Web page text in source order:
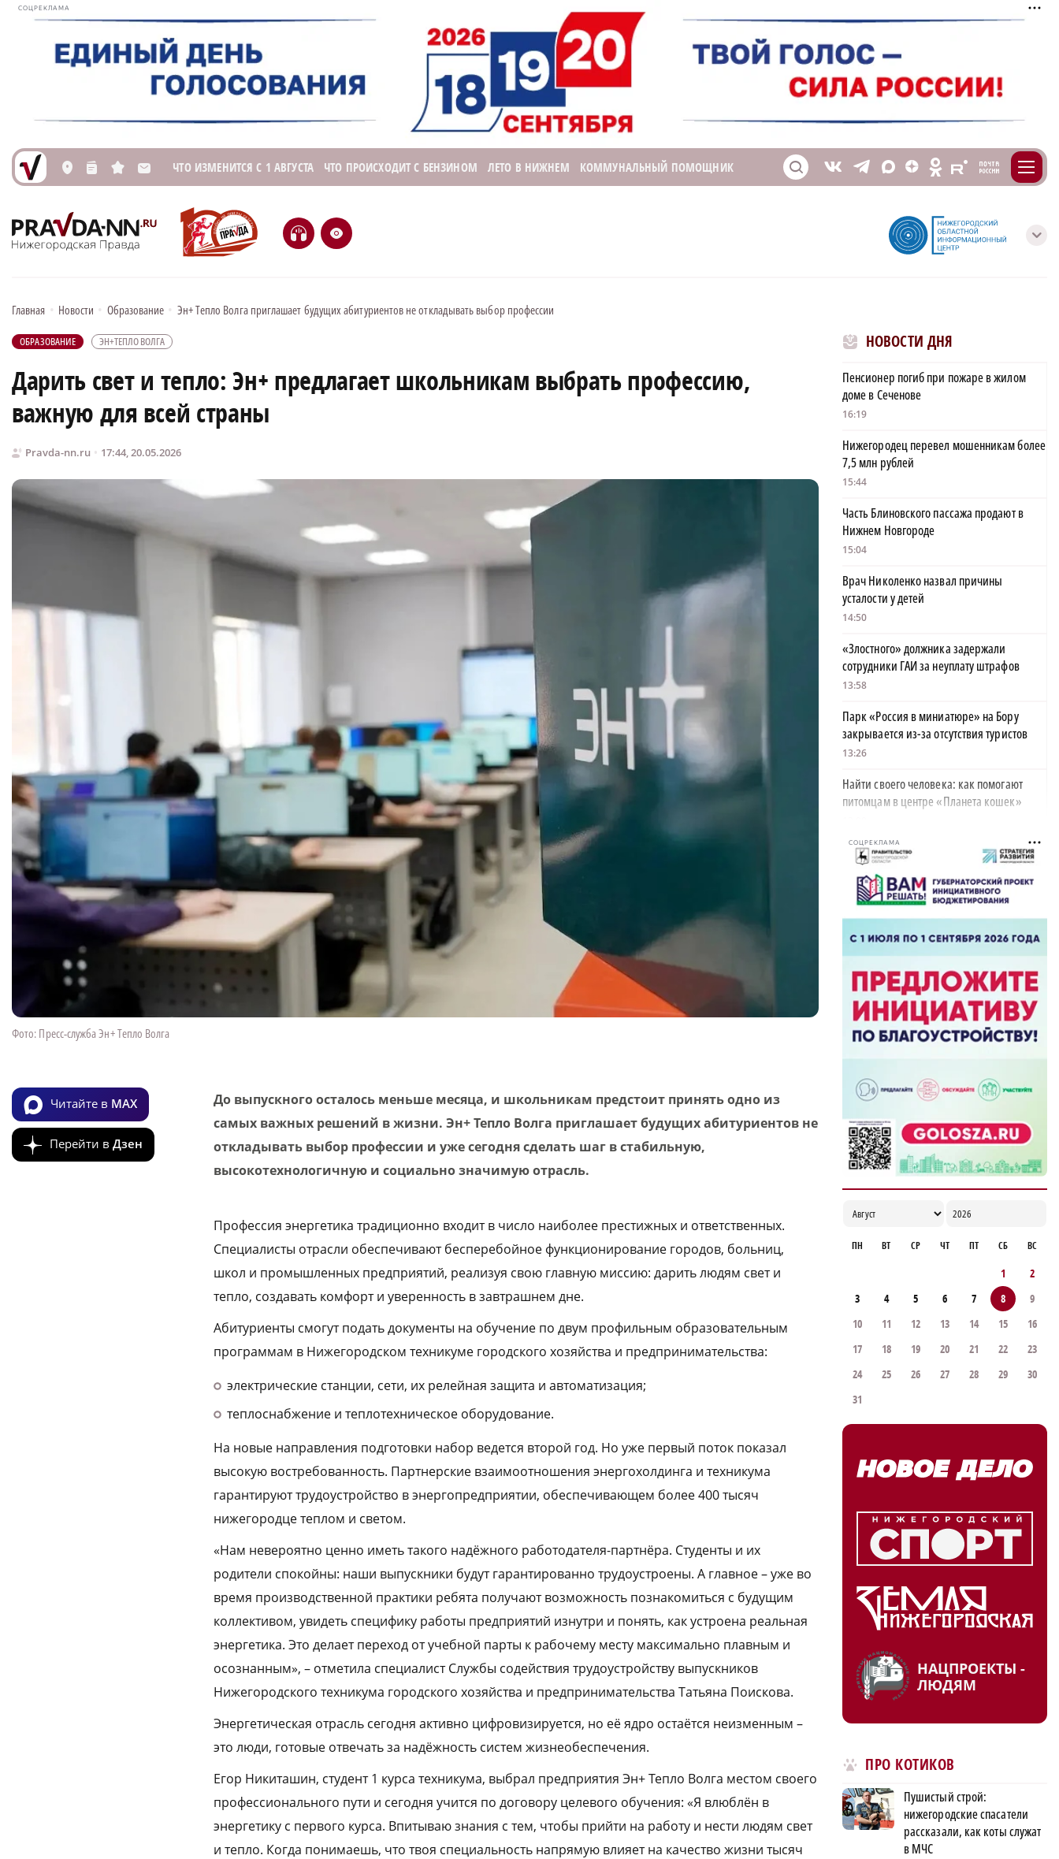
СОЦРЕКЛАМА
L n s M ЧТО ИЗМЕНИТСЯ С 1 АВГУСТА ЧТО ПРОИСХОДИТ С БЕНЗИНОМ ЛЕТО В НИЖНЕМ КОММУНАЛЬНЫЙ ПОМОЩНИК S V T X Z O E m
H e с
Главная • Новости • Образование • Эн+ Тепло Волга приглашает будущих абитуриентов не откладывать выбор профессии
ОБРАЗОВАНИЕ ЭН+ТЕПЛО ВОЛГА
Дарить свет и тепло: Эн+ предлагает школьникам выбрать профессию,
важную для всей страны
Pravda-nn.ru 17:44, 20.05.2026
Фото: Пресс-служба Эн+ Тепло Волга
Читайте в MAX
Перейти в Дзен
До выпускного осталось меньше месяца, и школьникам предстоит принять одно из
самых важных решений в жизни. Эн+ Тепло Волга приглашает будущих абитуриентов не
откладывать выбор профессии и уже сегодня сделать шаг в стабильную,
высокотехнологичную и социально значимую отрасль.
Профессия энергетика традиционно входит в число наиболее престижных и ответственных.
Специалисты отрасли обеспечивают бесперебойное функционирование городов, больниц,
школ и промышленных предприятий, реализуя свою главную миссию: дарить людям свет и
тепло, создавать комфорт и уверенность в завтрашнем дне.
Абитуриенты смогут подать документы на обучение по двум профильным образовательным
программам в Нижегородском техникуме городского хозяйства и предпринимательства:
электрические станции, сети, их релейная защита и автоматизация;
теплоснабжение и теплотехническое оборудование.
На новые направления подготовки набор ведется второй год. Но уже первый поток показал
высокую востребованность. Партнерские взаимоотношения энергохолдинга и техникума
гарантируют трудоустройство в энергопредприятии, обеспечивающем более 400 тысяч
нижегородце теплом и светом.
«Нам невероятно ценно иметь такого надёжного работодателя-партнёра. Студенты и их
родители спокойны: наши выпускники будут гарантированно трудоустроены. А главное – уже во
время производственной практики ребята получают возможность познакомиться с будущим
коллективом, увидеть специфику работы предприятий изнутри и понять, как устроена реальная
энергетика. Это делает переход от учебной парты к рабочему месту максимально плавным и
осознанным», – отметила специалист Службы содействия трудоустройству выпускников
Нижегородского техникума городского хозяйства и предпринимательства Татьяна Поискова.
Энергетическая отрасль сегодня активно цифровизируется, но её ядро остаётся неизменным –
это люди, готовые отвечать за надёжность систем жизнеобеспечения.
Егор Никиташин, студент 1 курса техникума, выбрал предприятия Эн+ Тепло Волга местом своего
профессионального пути и сегодня учится по договору целевого обучения: «Я влюблён в
энергетику с первого курса. Впитываю знания с тем, чтобы прийти на работу и нести людям свет
и тепло. Когда понимаешь, что твоя специальность напрямую влияет на качество жизни тысяч
НОВОСТИ ДНЯ
Пенсионер погиб при пожаре в жилом
доме в Сеченове
16:19
Нижегородец перевел мошенникам более
7,5 млн рублей
15:44
Часть Блиновского пассажа продают в
Нижнем Новгороде
15:04
Врач Николенко назвал причины
усталости у детей
14:50
«Злостного» должника задержали
сотрудники ГАИ за неуплату штрафов
13:58
Парк «Россия в миниатюре» на Бору
закрывается из-за отсутствия туристов
13:26
Найти своего человека: как помогают
питомцам в центре «Планета кошек»
У нижегородских абитуриентов стали
популярны инженерные направления
12:48
Как помощь людям стала главным делом
жизни для нижегородской студентки
12:47
Объявлена программа празднования 805-
летия Нижнего Новгорода
11:56
СОЦРЕКЛАМА
ПН ВТ СР ЧТ ПТ СБ ВС
1
2
3
4 5 6 7 8
9
10
11 12 13 14 15
16
17
18 19 20 21 22
23
24
25 26 27 28 29
30
31
НАЦПРОЕКТЫ -
ЛЮДЯМ
ПРО КОТИКОВ
Пушистый строй:
нижегородские спасатели
рассказали, как коты служат
в МЧС